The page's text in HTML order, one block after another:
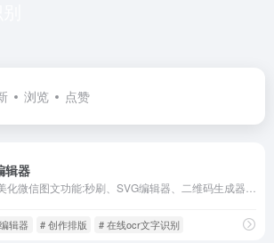
浏览 点赞
辑器
辑器 # 创作排版 # 在线ocr文字识别